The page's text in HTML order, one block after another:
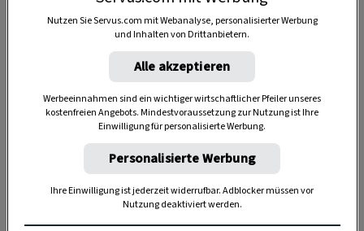
Anzeige
Nutzen Sie Servus.com mit Webanalyse, personalisierter Werbung
und Inhalten von Drittanbietern.
Alle akzeptieren
Werbeeinnahmen sind ein wichtiger wirtschaftlicher Pfeiler unseres
kostenfreien Angebots. Mindestvoraussetzung zur Nutzung ist Ihre
Einwilligung für personalisierte Werbung.
Personalisierte Werbung
Ihre Einwilligung ist jederzeit widerrufbar. Adblocker müssen vor
Nutzung deaktiviert werden.